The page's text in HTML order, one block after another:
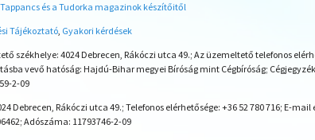
Tappancs és a Tudorka magazinok készítőitől
Tájékoztató, Gyakori kérdések
székhelye: 4024 Debrecen, Rákóczi utca 49.; Az üzemeltető telefonos
vevő hatóság: Hajdú-Bihar megyei Bíróság mint Cégbíróság;
2-09
Debrecen, Rákóczi utca 49.; Telefonos elérhetősége: +36 52 780 716; E-mail
Adószáma: 11793746-2-09